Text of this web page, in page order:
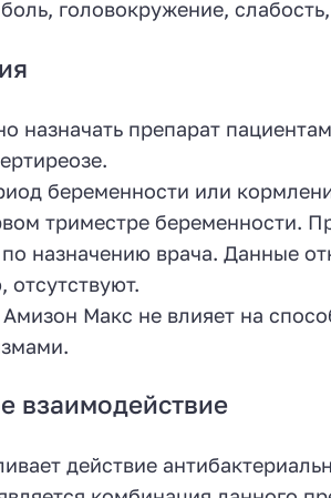
головокружение,
назначать препарат
беременности или
триместре беременности.
назначению врача. Данные
Макс не влияет на
взаимодействие
действие